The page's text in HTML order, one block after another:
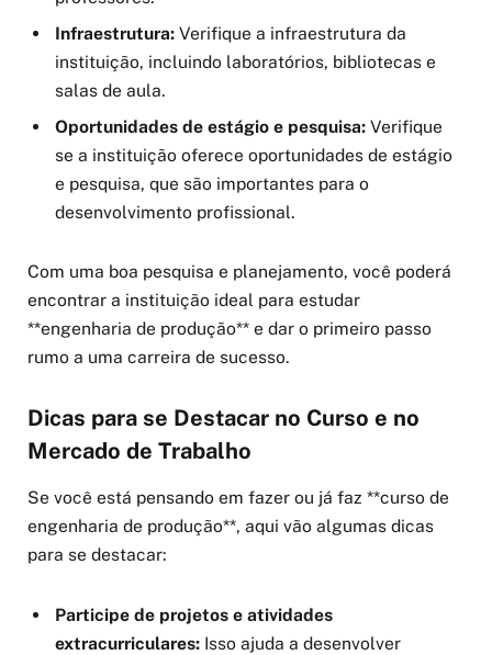
Infraestrutura: Verifique a infraestrutura da
instituição, incluindo laboratórios, bibliotecas e
salas de aula.
Oportunidades de estágio e pesquisa: Verifique
se a instituição oferece oportunidades de estágio
e pesquisa, que são importantes para o
desenvolvimento profissional.
Com uma boa pesquisa e planejamento, você poderá
encontrar a instituição ideal para estudar
**engenharia de produção** e dar o primeiro passo
rumo a uma carreira de sucesso.
Dicas para se Destacar no Curso e no
Mercado de Trabalho
Se você está pensando em fazer ou já faz **curso de
engenharia de produção**, aqui vão algumas dicas
para se destacar:
Participe de projetos e atividades
extracurriculares: Isso ajuda a desenvolver